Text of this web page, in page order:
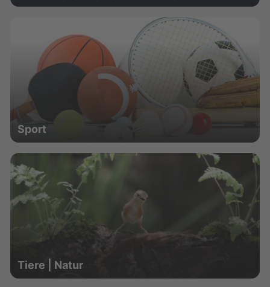
Sport
Tiere | Natur